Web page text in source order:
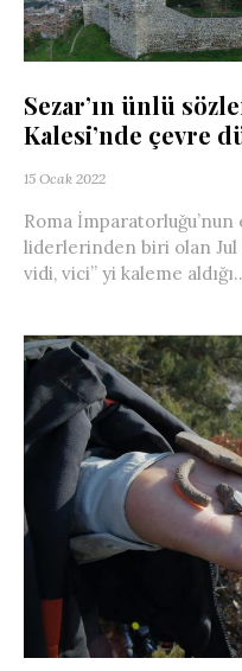
Sezar’ın ünlü
Kalesi’nde çevre
15 Ocak 2022
Roma
liderlerinden biri olan Jul
vidi, vici” yi kaleme